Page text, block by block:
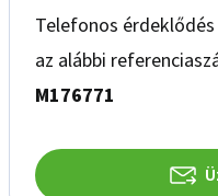
Telefonos
az alábbi
M176771